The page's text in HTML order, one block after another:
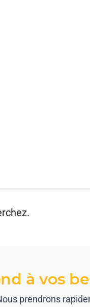
à vos
prendrons